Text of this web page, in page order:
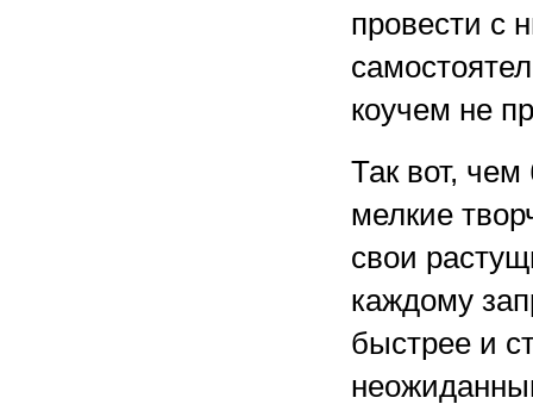
провести с
коучем не
Так вот,
мелкие
свои
каждому
быстрее и